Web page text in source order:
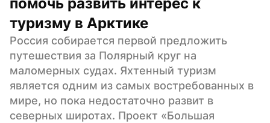
туризму в Арктике
Россия собирается первой предложить
путешествия за Полярный круг на
маломерных судах. Яхтенный туризм
является одним из самых востребованных в
мире, но пока недостаточно развит в
северных широтах. Проект «Большая